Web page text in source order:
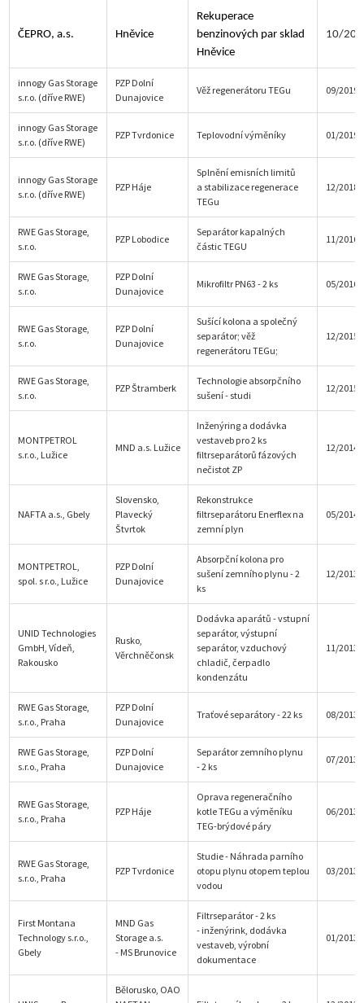
ČEPRO, a.s. Hněvice
Rekuperace
benzinových par sklad
Hněvice
10/
innogy Gas Storage
s.r.o. (dříve RWE)
PZP Dolní
Dunajovice
Věž regenerátoru TEGu 09/2019
innogy Gas Storage
s.r.o. (dříve RWE)
PZP Tvrdonice Teplovodní výměníky 01/2019
innogy Gas Storage
s.r.o. (dříve RWE)
PZP Háje
Splnění emisních limitů
a stabilizace regenerace
TEGu
12/2018
RWE Gas Storage,
s.r.o.
PZP Lobodice
Separátor kapalných
částic TEGU
11/2016
RWE Gas Storage,
s.r.o.
PZP Dolní
Dunajovice
Mikrofiltr PN63 - 2 ks 05/2016
RWE Gas Storage,
s.r.o.
PZP Dolní
Dunajovice
Sušící kolona a společný
separátor; věž
regenerátoru TEGu;
12/2015
RWE Gas Storage,
s.r.o.
PZP Štramberk
Technologie absorpčního
sušení - studi
12/2015
MONTPETROL
s.r.o., Lužice
MND a.s. Lužice
Inženýring a dodávka
vestaveb pro 2 ks
filtrseparátorů fázových
nečistot ZP
12/2014
NAFTA a.s., Gbely
Slovensko,
Plavecký
Štvrtok
Rekonstrukce
filtrseparátoru Enerflex na
zemní plyn
05/2014
MONTPETROL,
spol. s r.o., Lužice
PZP Dolní
Dunajovice
Absorpční kolona pro
sušení zemního plynu - 2
ks
12/2013
UNID Technologies
GmbH, Vídeň,
Rakousko
Rusko,
Věrchněčonsk
Dodávka aparátů - vstupní
separátor, výstupní
separátor, vzduchový
chladič, čerpadlo
kondenzátu
11/2013
RWE Gas Storage,
s.r.o., Praha
PZP Dolní
Dunajovice
Traťové separátory - 22 ks 08/2013
RWE Gas Storage,
s.r.o., Praha
PZP Dolní
Dunajovice
Separátor zemního plynu
- 2 ks
07/2013
RWE Gas Storage,
s.r.o., Praha
PZP Háje
Oprava regeneračního
kotle TEGu a výměníku
TEG-brýdové páry
06/2013
RWE Gas Storage,
s.r.o., Praha
PZP Tvrdonice
Studie - Náhrada parního
otopu plynu otopem teplou
vodou
03/2013
First Montana
Technology s.r.o.,
Gbely
MND Gas
Storage a.s.
- MS Brunovice
Filtrseparátor - 2 ks
- inženýrink, dodávka
vestaveb, výrobní
dokumentace
01/2013
Bělorusko, OAO